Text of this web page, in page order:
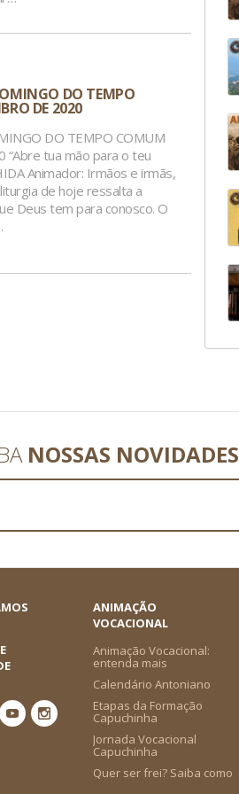
DO TEMPO
DE 2020
DO TEMPO COMUM
tua mão para o teu
Animador: Irmãos e irmãs,
de hoje ressalta a
Deus tem para conosco. O
NOSSAS NOVIDADES
ANIMAÇÃO
VOCACIONAL
Animação Vocacional:
entenda mais
Calendário Antoniano
Etapas da Formação
Capuchinha
Jornada Vocacional
Capuchinha
Quer ser frei? Saiba como